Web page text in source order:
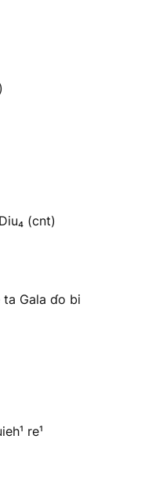
Diu₄ (cnt)
Gala ɗo bi
re¹